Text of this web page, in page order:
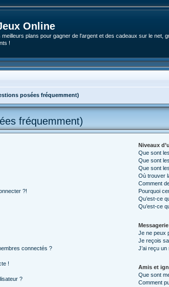
Online
plans pour gagner de l'argent et des cadeaux sur le net,
!
posées fréquemment)
fréquemment)
?!
connectés ?
!
?
Niveaux
Que sont
Que sont
Que sont
Où trouver
Comment
Pourquoi
Qu’est-ce
Qu’est-ce
Je ne peux
Je reçois
J’ai reçu
Amis et
Que sont
Comment